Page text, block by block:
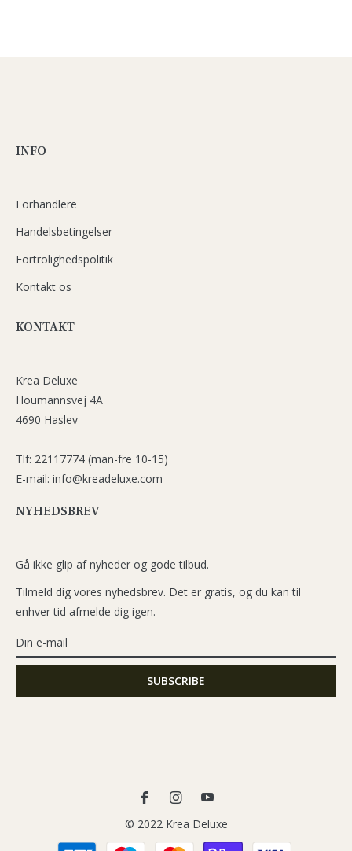
INFO
Forhandlere
Handelsbetingelser
Fortrolighedspolitik
Kontakt os
KONTAKT
Krea Deluxe
Houmannsvej 4A
4690 Haslev
Tlf: 22117774 (man-fre 10-15)
E-mail: info@kreadeluxe.com
NYHEDSBREV
Gå ikke glip af nyheder og gode tilbud.
Tilmeld dig vores nyhedsbrev. Det er gratis, og du kan til
enhver tid afmelde dig igen.
Ins
You
© 2022 Krea Deluxe